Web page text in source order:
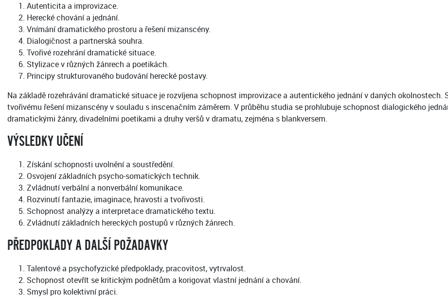
Autenticita a improvizace.
Herecké chování a jednání.
Vnímání dramatického prostoru a řešení mizanscény.
Dialogičnost a partnerská souhra.
Tvořivé rozehrání dramatické situace.
Stylizace v různých žánrech a poetikách.
Principy strukturovaného budování herecké postavy.
Na základě rozehrávání dramatické situace je rozvíjena schopnost improvizace a autentického jednání v daných
tvořivému řešení mizanscény v souladu s inscenačním záměrem. V průběhu studia se prohlubuje schopnost dialogického
dramatickými žánry, divadelními poetikami a druhy veršů v dramatu, zejména s blankversem.
VÝSLEDKY UČENÍ
Získání schopnosti uvolnění a soustředění.
Osvojení základních psycho-somatických technik.
Zvládnutí verbální a nonverbální komunikace.
Rozvinutí fantazie, imaginace, hravosti a tvořivosti.
Schopnost analýzy a interpretace dramatického textu.
Zvládnutí základních hereckých postupů v různých žánrech.
PŘEDPOKLADY A DALŠÍ POŽADAVKY
Talentové a psychofyzické předpoklady, pracovitost, vytrvalost.
Schopnost otevřít se kritickým podnětům a korigovat vlastní jednání a chování.
Smysl pro kolektivní práci.